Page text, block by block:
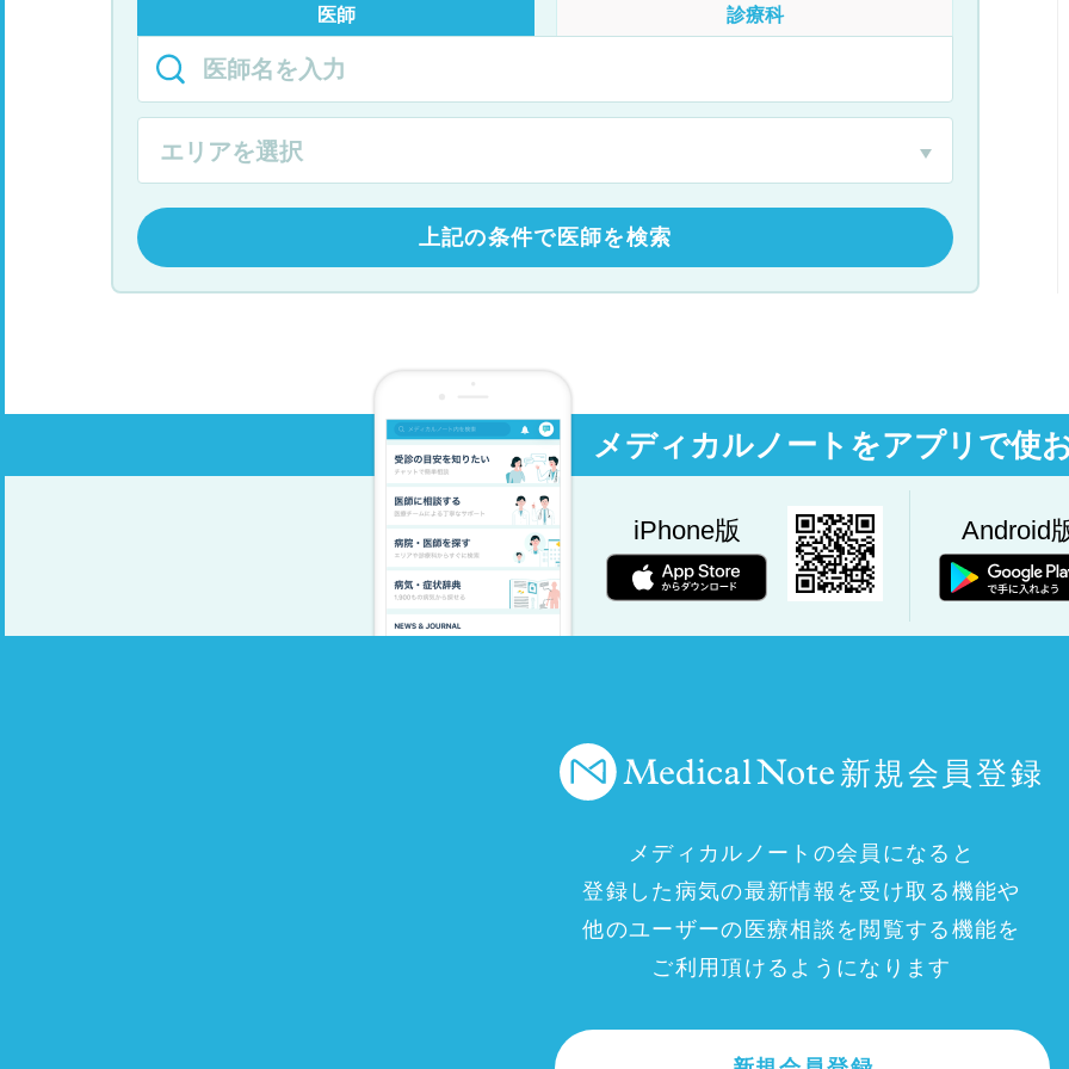
医師 診療科
上記の条件で医師を検索
メディカルノートをアプリで使
iPhone版 Android
新規会員登録
メディカルノートの会員になると
登録した病気の最新情報を受け取る機能や
他のユーザーの医療相談を閲覧する機能を
ご利用頂けるようになります